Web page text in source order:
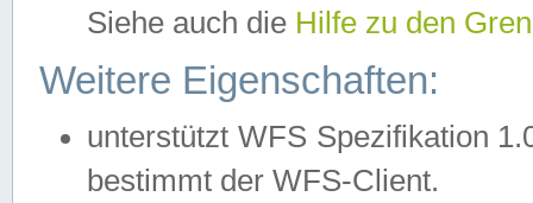
Siehe auch die Hilfe zu den
Weitere Eigenschaften:
unterstützt WFS Spezifikation
bestimmt der WFS-Client.